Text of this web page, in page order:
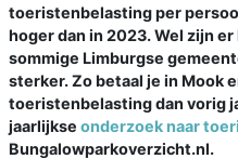
toeristenbelasting per
hoger dan in 2023. Wel zijn
sommige Limburgse
sterker. Zo betaal je in Mook
toeristenbelasting dan vorig
jaarlijkse onderzoek naar
Bungalowparkoverzicht.nl.